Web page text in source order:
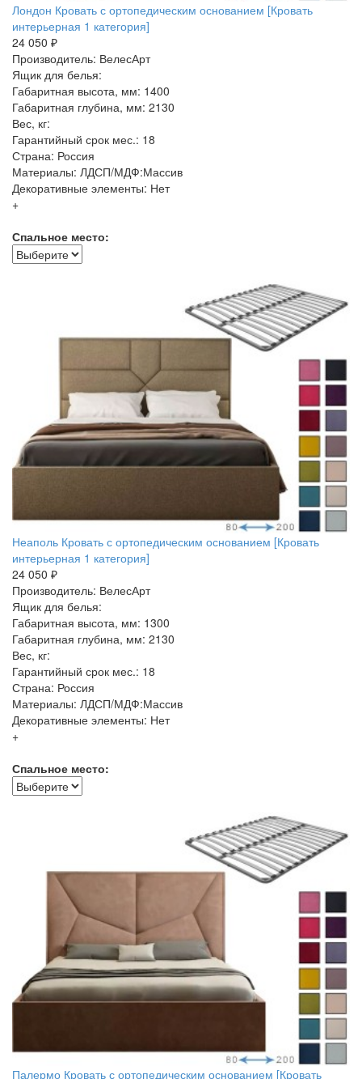
Лондон Кровать с ортопедическим основанием [Кровать
интерьерная 1 категория]
24 050 ₽
Производитель: ВелесАрт
Ящик для белья:
Габаритная высота, мм: 1400
Габаритная глубина, мм: 2130
Вес, кг:
Гарантийный срок мес.: 18
Страна: Россия
Материалы: ЛДСП/МДФ:Массив
Декоративные элементы: Нет
+
Спальное место:
Неаполь Кровать с ортопедическим основанием [Кровать
интерьерная 1 категория]
24 050 ₽
Производитель: ВелесАрт
Ящик для белья:
Габаритная высота, мм: 1300
Габаритная глубина, мм: 2130
Вес, кг:
Гарантийный срок мес.: 18
Страна: Россия
Материалы: ЛДСП/МДФ:Массив
Декоративные элементы: Нет
+
Спальное место:
Палермо Кровать с ортопедическим основанием [Кровать